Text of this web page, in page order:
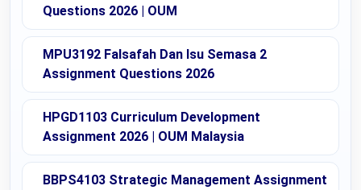
Questions 2026 | OUM
MPU3192 Falsafah Dan Isu Semasa 2
Assignment Questions 2026
HPGD1103 Curriculum Development
Assignment 2026 | OUM Malaysia
BBPS4103 Strategic Management Assignment